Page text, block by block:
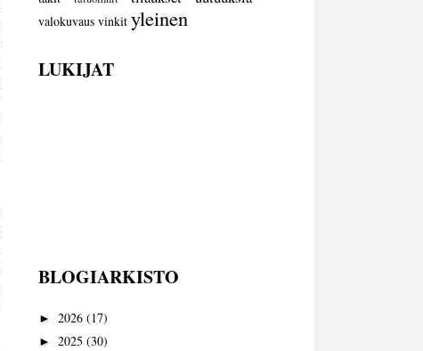
valokuvaus vinkit yleinen
LUKIJAT
BLOGIARKISTO
► 2026 (17)
► 2025 (30)